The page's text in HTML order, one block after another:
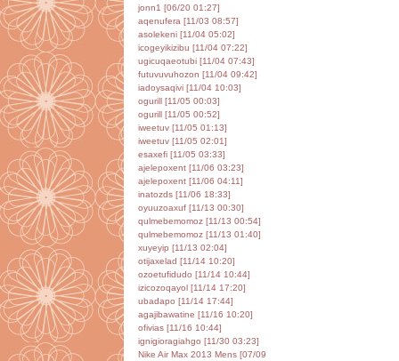
jonn1 [06/20 01:27]
aqenufera [11/03 08:57]
asolekeni [11/04 05:02]
icogeyikizibu [11/04 07:22]
ugicuqaeotubi [11/04 07:43]
futuvuvuhozon [11/04 09:42]
iadoysaqivi [11/04 10:03]
ogurill [11/05 00:03]
ogurill [11/05 00:52]
iweetuv [11/05 01:13]
iweetuv [11/05 02:01]
esaxefi [11/05 03:33]
ajelepoxent [11/06 03:23]
ajelepoxent [11/06 04:11]
inatozds [11/06 18:33]
oyuuzoaxuf [11/13 00:30]
qulmebemomoz [11/13 00:54]
qulmebemomoz [11/13 01:40]
xuyeyip [11/13 02:04]
otijaxelad [11/14 10:20]
ozoetufidudo [11/14 10:44]
izicozoqayol [11/14 17:20]
ubadapo [11/14 17:44]
agajibawatine [11/16 10:20]
ofivias [11/16 10:44]
ignigioragiahgo [11/30 03:23]
Nike Air Max 2013 Mens [07/09